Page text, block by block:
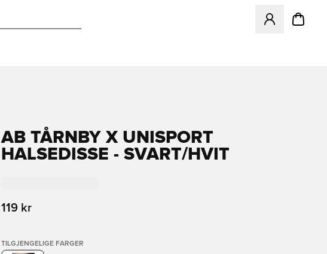
Åpner en
AB TÅRNBY X UNISPORT
HALSEDISSE - SVART/HVIT
119 kr
TILGJENGELIGE FARGER